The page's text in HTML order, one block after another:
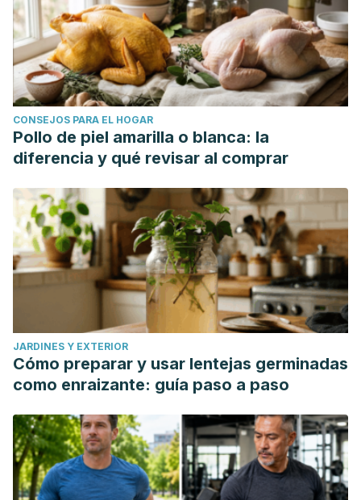
CONSEJOS PARA EL HOGAR
Pollo de piel amarilla o blanca: la
diferencia y qué revisar al comprar
JARDINES Y EXTERIOR
Cómo preparar y usar lentejas germinadas
como enraizante: guía paso a paso